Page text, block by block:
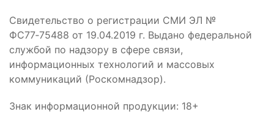
Свидетельство о регистрации СМИ ЭЛ №
ФС77‑75488 от 19.04.2019 г. Выдано федеральной
службой по надзору в сфере связи,
информационных технологий и массовых
коммуникаций (Роскомнадзор).
Знак информационной продукции: 18+